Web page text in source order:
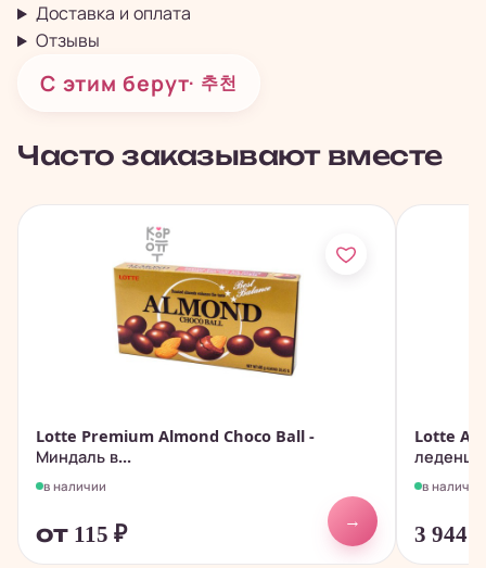
Доставка и оплата
Отзывы
С этим берут· 추천
Часто заказывают вместе
Lotte Premium Almond Choco Ball -
Миндаль в...
в наличии
от 115 ₽
→
Lotte
в наличии
3 944